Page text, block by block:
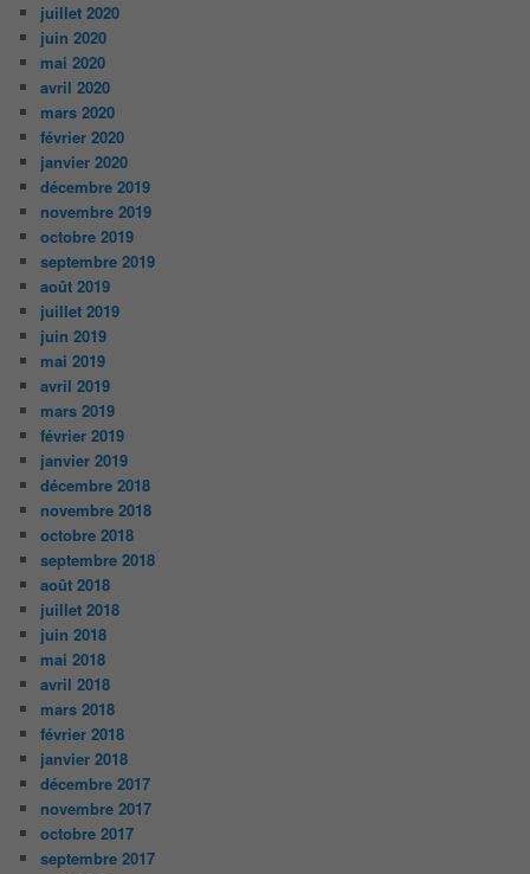
juillet 2020
juin 2020
mai 2020
avril 2020
mars 2020
février 2020
janvier 2020
décembre 2019
novembre 2019
octobre 2019
septembre 2019
août 2019
juillet 2019
juin 2019
mai 2019
avril 2019
mars 2019
février 2019
janvier 2019
décembre 2018
novembre 2018
octobre 2018
septembre 2018
août 2018
juillet 2018
juin 2018
mai 2018
avril 2018
mars 2018
février 2018
janvier 2018
décembre 2017
novembre 2017
octobre 2017
septembre 2017